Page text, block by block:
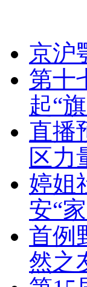
京沪
第十
起“
直播
区力
婷姐
安“
首例
然之